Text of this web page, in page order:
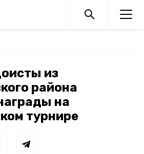
из
района
на
турнире